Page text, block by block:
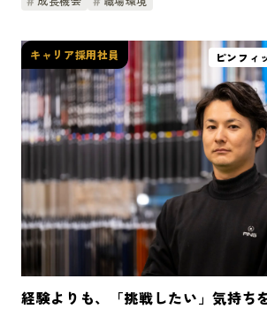
キャリア採用社員 ピンフィ
経験よりも、「挑戦したい」気持ち